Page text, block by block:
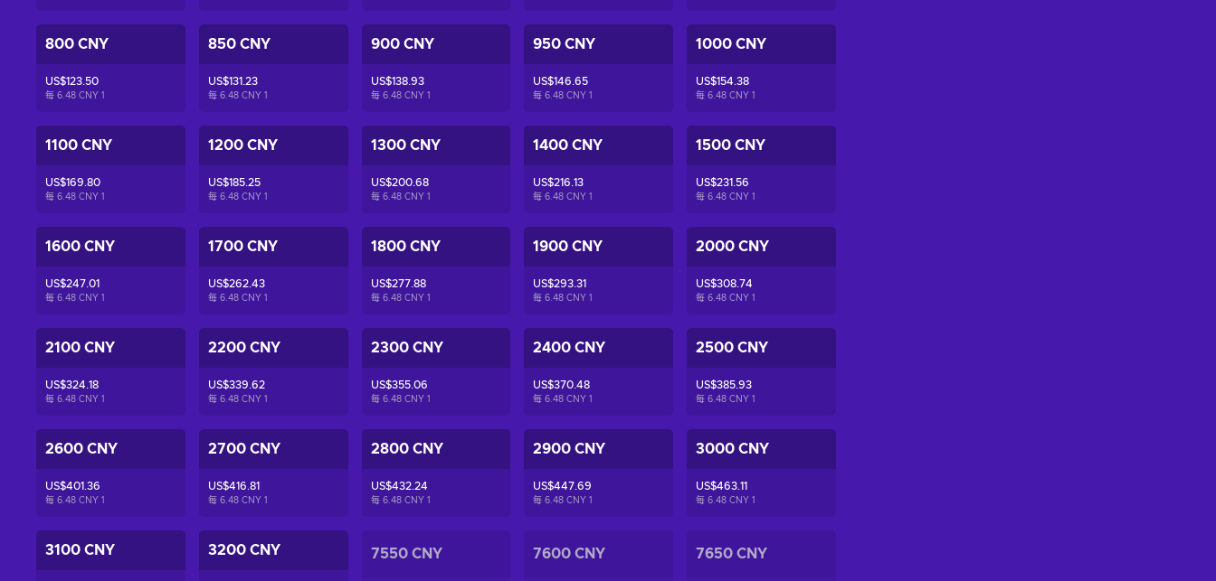
800 CNY
US$123.50
每 6.48 CNY 1
850 CNY
US$131.23
每 6.48 CNY 1
900 CNY
US$138.93
每 6.48 CNY 1
950 CNY
US$146.65
每 6.48 CNY1
1000 CNY
US$154.38
每 6.48 CNY1
1100 CNY
US$169.80
每 6.48 CNY 1
1200 CNY
US$185.25
每 6.48 CNY 1
1300 CNY
US$200.68
每 6.48 CNY 1
1400 CNY
US$216.13
每 6.48 CNY1
1500 CNY
US$231.56
每 6.48 CNY1
1600 CNY
US$247.01
每 6.48 CNY 1
1700 CNY
US$262.43
每 6.48 CNY 1
1800 CNY
US$277.88
每 6.48 CNY 1
1900 CNY
US$293.31
每 6.48 CNY1
2000 CNY
US$308.74
每 6.48 CNY1
2100 CNY
US$324.18
每 6.48 CNY 1
2200 CNY
US$339.62
每 6.48 CNY 1
2300 CNY
US$355.06
每 6.48 CNY 1
2400 CNY
US$370.48
每 6.48 CNY1
2500 CNY
US$385.93
每 6.48 CNY1
2600 CNY
US$401.36
每 6.48 CNY 1
2700 CNY
US$416.81
每 6.48 CNY 1
2800 CNY
US$432.24
每 6.48 CNY 1
2900 CNY
US$447.69
每 6.48 CNY1
3000 CNY
US$463.11
每 6.48 CNY1
3100 CNY 3200 CNY 7550 CNY 7600 CNY 7650 CNY